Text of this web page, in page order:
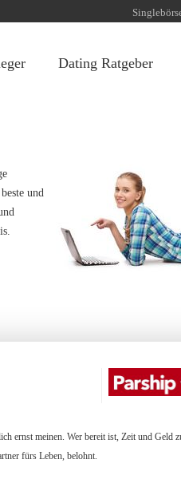
Dating Ratgeber
und
ernst meinen. Wer bereit ist, Zeit und Geld
fürs Leben, belohnt.